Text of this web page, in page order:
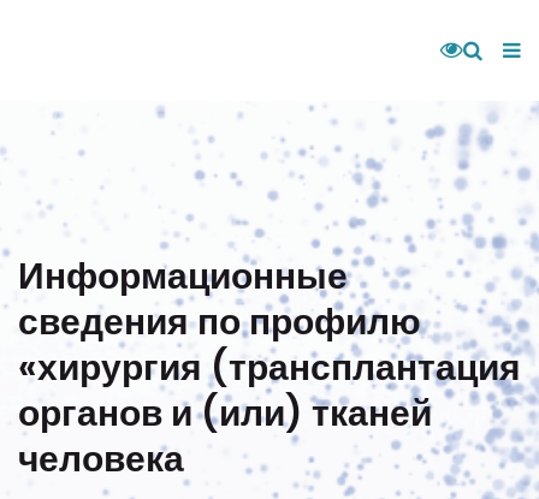
Информационные
сведения по профилю
«хирургия (трансплантация
органов и (или) тканей
человека